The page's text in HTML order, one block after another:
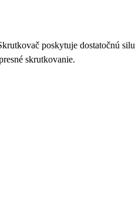
poskytuje dostatočnú silu
skrutkovanie.